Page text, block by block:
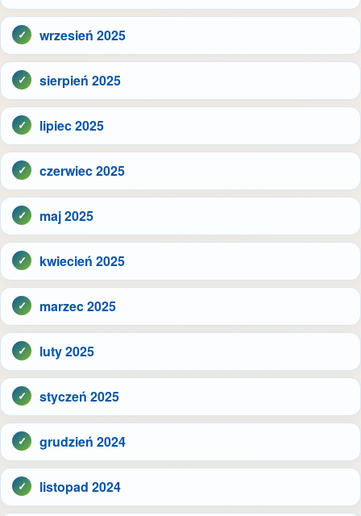
wrzesień 2025
sierpień 2025
lipiec 2025
czerwiec 2025
maj 2025
kwiecień 2025
marzec 2025
luty 2025
styczeń 2025
grudzień 2024
listopad 2024